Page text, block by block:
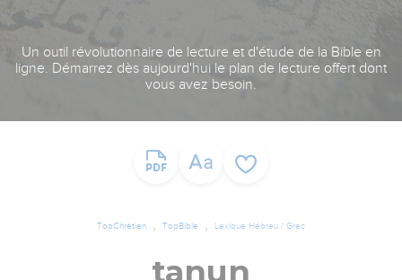
Un outil révolutionnaire de lecture et d'étude de la Bible en
ligne. Démarrez dès aujourd'hui le plan de lecture offert dont
vous avez besoin.
TopChrétien TopBible Lexique Hébreu / Grec
tanun